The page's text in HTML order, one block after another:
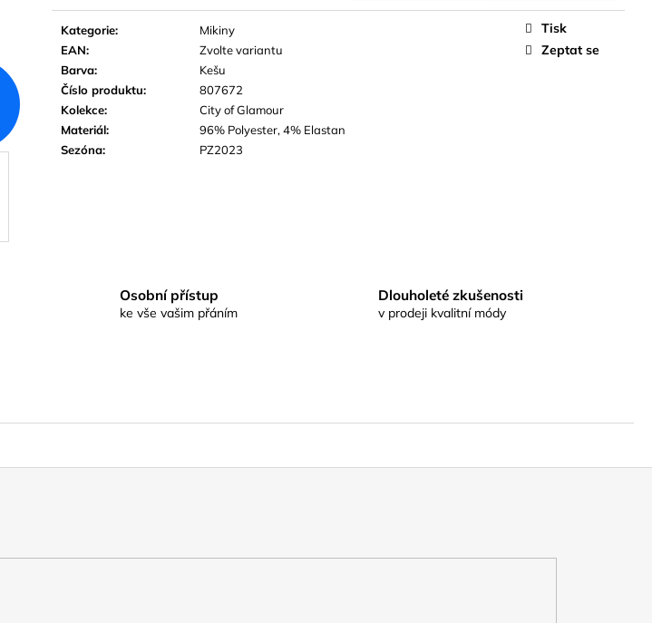
Měrná
cena:
Kategorie:
Mikiny
EAN:
Zvolte variantu
Barva:
Kešu
Číslo produktu:
807672
Kolekce:
City of Glamour
Materiál:
96% Polyester, 4% Elastan
Sezóna: PZ2023
Tisk
Zeptat se
Osobní přístup
ke vše vašim přáním
Dlouholeté zkušenosti
v prodeji kvalitní módy